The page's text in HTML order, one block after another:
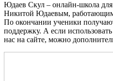
Юдаев Скул – онлайн-школа
Никитой Юдаевым, работающим
По окончании ученики
поддержку. А если
нас на сайте, можно